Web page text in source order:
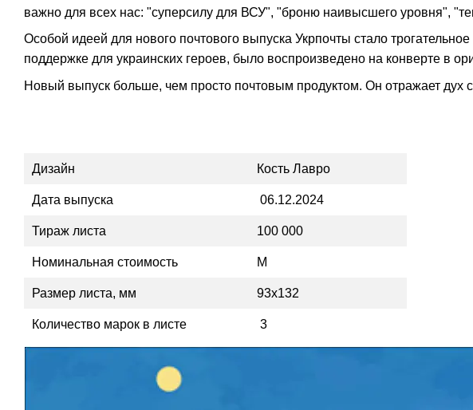
важно для всех нас: "суперсилу для ВСУ", "броню наивысшего уровня",
Особой идеей для нового почтового выпуска Укрпочты стало
поддержке для украинских героев, было воспроизведено на конверте в
Новый выпуск больше, чем просто почтовым продуктом. Он отражает дух
Дизайн Кость Лавро
Дата выпуска 06.12.2024
Тираж листа 100 000
Номинальная стоимость М
Размер листа, мм 93х132
Количество марок в листе 3